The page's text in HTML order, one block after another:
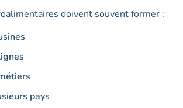
doivent souvent former :
pays